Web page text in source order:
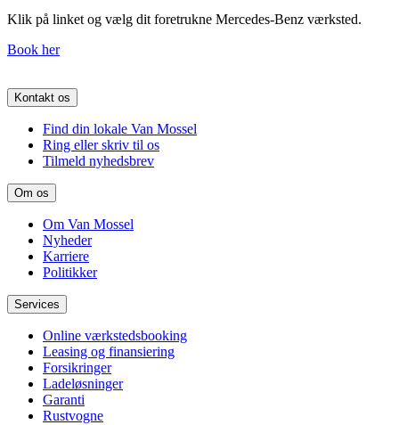
Klik på linket og vælg dit foretrukne Mercedes-Benz værksted.
Book her
Kontakt os
Find din lokale Van Mossel
Ring eller skriv til os
Tilmeld nyhedsbrev
Om os
Om Van Mossel
Nyheder
Karriere
Politikker
Services
Online værkstedsbooking
Leasing og finansiering
Forsikringer
Ladeløsninger
Garanti
Rustvogne